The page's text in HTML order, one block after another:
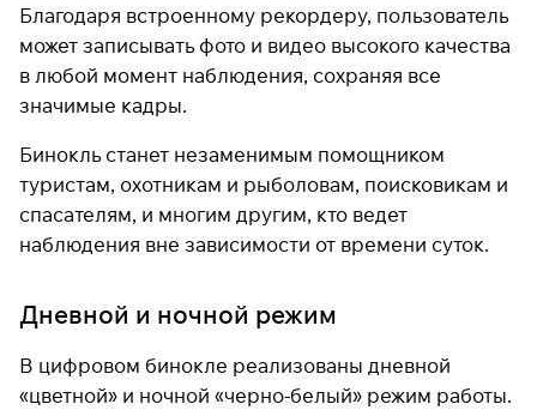
Благодаря встроенному рекордеру, пользователь
может записывать фото и видео высокого качества
в любой момент наблюдения, сохраняя все
значимые кадры.
Бинокль станет незаменимым помощником
туристам, охотникам и рыболовам, поисковикам и
спасателям, и многим другим, кто ведет
наблюдения вне зависимости от времени суток.
Дневной и ночной режим
В цифровом бинокле реализованы дневной
«цветной» и ночной «черно-белый» режим работы.
раз в 2 недели